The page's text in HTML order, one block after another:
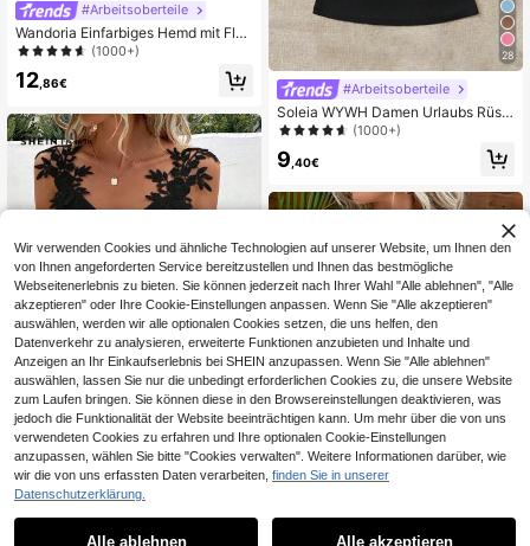
#Arbeitsoberteile
Wandoria Einfarbiges Hemd mit Fled
ermausärmeln und Knopfverschlus
(1000+)
12 ,86€
11
SHEIN Frenchy Ärmelloses Top mit
Guipure-Spitzen-Paneelen in Schw
arz
8,99€
28
#Arbeitsoberteile
Soleia WYWH Damen Urlaubs Rüsc
hen Saum einfarbiges schwarzes T
(1000+)
9 ,40€
1
Wir verwenden Cookies und ähnliche Technologien auf unserer Website, um Ihnen den
von Ihnen angeforderten Service bereitzustellen und Ihnen das bestmögliche
Webseitenerlebnis zu bieten. Sie können jederzeit nach Ihrer Wahl "Alle ablehnen", "Alle
akzeptieren" oder Ihre Cookie-Einstellungen anpassen. Wenn Sie "Alle akzeptieren"
auswählen, werden wir alle optionalen Cookies setzen, die uns helfen, den
Datenverkehr zu analysieren, erweiterte Funktionen anzubieten und Inhalte und
Anzeigen an Ihr Einkaufserlebnis bei SHEIN anzupassen. Wenn Sie "Alle ablehnen"
auswählen, lassen Sie nur die unbedingt erforderlichen Cookies zu, die unsere Website
zum Laufen bringen. Sie können diese in den Browsereinstellungen deaktivieren, was
jedoch die Funktionalität der Website beeinträchtigen kann. Um mehr über die von uns
verwendeten Cookies zu erfahren und Ihre optionalen Cookie-Einstellungen
anzupassen, wählen Sie bitte "Cookies verwalten". Weitere Informationen darüber, wie
wir die von uns erfassten Daten verarbeiten, finden Sie in unserer
Datenschutzerklärung.
Alle ablehnen Alle akzeptieren